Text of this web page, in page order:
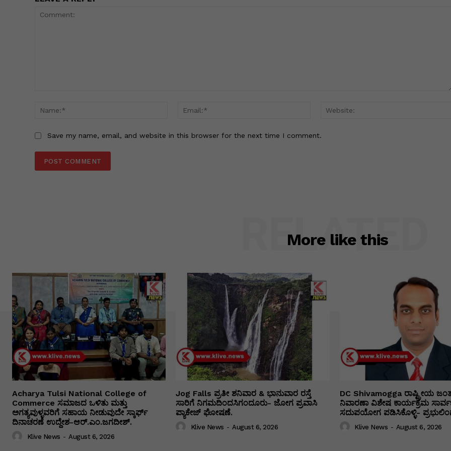
Name:*
Email:*
Save my name, email, and website in this browser for the next time I comment.
More like this
RELATED
Acharya Tulsi National College of
Commerce ಸಮಾಜದ ಒಳಿತು ಮತ್ತು
ಅಗತ್ಯವುಳ್ಳವರಿಗೆ ಸಹಾಯ ನೀಡುವುದೇ ಸ್ಕಾರ್ಫ್
ದಿನಾಚರಣೆ ಉದ್ದೇಶ-ಆರ್.ಎಂ.ಜಗದೀಶ್.
Klive News - August 6, 2026
Jog Falls ಪ್ರತೀ ಶನಿವಾರ & ಭಾನುವಾರ ರಸ್ತೆ
ಸಾರಿಗೆ ನಿಗಮದಿಂದಸಿಗಂದೂರು- ಜೋಗ ಪ್ರವಾಸಿ
ಪ್ಯಾಕೇಜ್ ಘೋಷಣೆ.
Klive News - August 6, 2026
DC Shivamogga ರಾಷ್ಟ್ರೀಯ
ನಿವಾರಣಾ ವಿಶೇಷ ಕಾರ್ಯಕ್ರಮ
ಸದುಪಯೋಗ ಪಡಿಸಿಕೊಳ್ಳಿ-
Klive News - August 6, 2026